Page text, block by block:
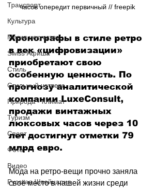
Транспорт
Культура
Магия искусства
Swiss Афиша
Стиль
Стильный четверг
Природа - Климат
Туризм
Спорт
Фото
Видео
Русская Швейцария
часов опередит первичный // freepik
Хронографы в стиле ретро
в век «цифровизации»
приобретают свою
особенную ценность. По
прогнозу аналитической
компании LuxeConsult,
продажи винтажных
люксовых часов через 10
лет достигнут отметки 79
млрд евро.
Мода на ретро-вещи прочно заняла
своё место в нашей жизни среди